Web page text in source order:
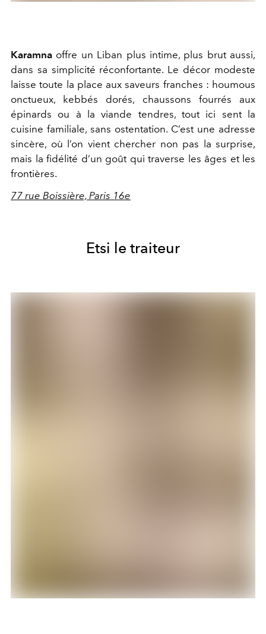
Karamna offre un Liban plus intime, plus brut aussi,
dans sa simplicité réconfortante. Le décor modeste
laisse toute la place aux saveurs franches : houmous
onctueux, kebbés dorés, chaussons fourrés aux
épinards ou à la viande tendres, tout ici sent la
cuisine familiale, sans ostentation. C’est une adresse
sincère, où l’on vient chercher non pas la surprise,
mais la fidélité d’un goût qui traverse les âges et les
frontières.
77 rue Boissière, Paris 16e
Etsi le traiteur